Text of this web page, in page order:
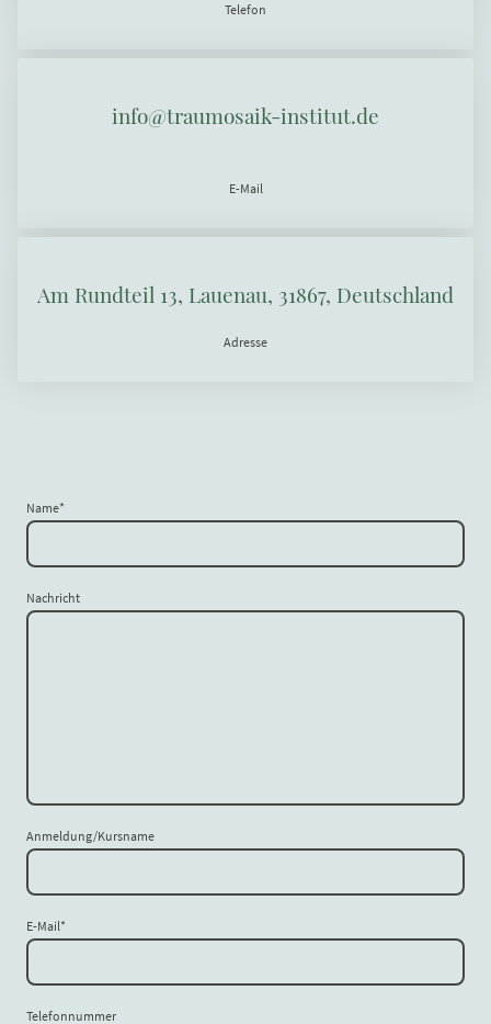
Telefon
info@traumosaik-institut.de
E-Mail
Am Rundteil 13, Lauenau, 31867, Deutschland
Adresse
Name*
Nachricht
Anmeldung/Kursname
E-Mail*
Telefonnummer